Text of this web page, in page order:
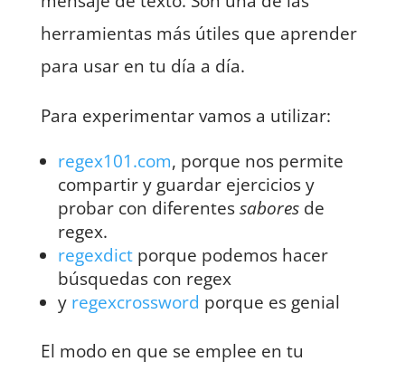
herramientas más útiles que aprender
para usar en tu día a día.
Para experimentar vamos a utilizar:
regex101.com, porque nos permite
compartir y guardar ejercicios y
probar con diferentessaboresde
regex.
regexdictporque podemos hacer
búsquedas con regex
y regexcrossword porque es genial
El modo en que se emplee en tu